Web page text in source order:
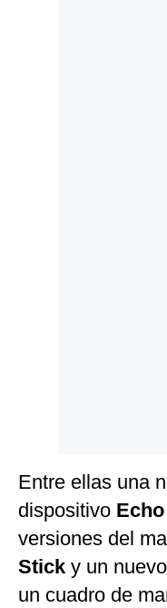
Entre ellas una
dispositivo
versiones del
Stick y un
un cuadro de